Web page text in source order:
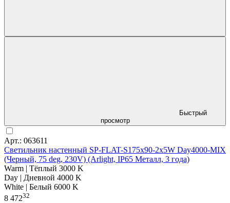
Быстрый
просмотр
Арт.: 063611
Светильник настенный SP-FLAT-S175x90-2x5W Day4000-MIX
(Черный, 75 deg, 230V) (Arlight, IP65 Металл, 3 года)
Warm | Тёплый 3000 K
Day | Дневной 4000 K
White | Белый 6000 K
8 47232